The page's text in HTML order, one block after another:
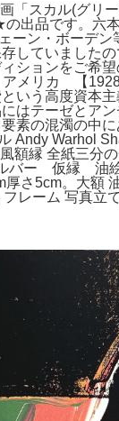
スカル(グリ
品です。六
ン・ボーデ
していました
ションをご希
アメリカ 【
いう高度資本
はテーゼとア
素の混濁の中
Warhol
縁 全紙三分
ルバー 仮縁
5cm。大額
フレーム 写